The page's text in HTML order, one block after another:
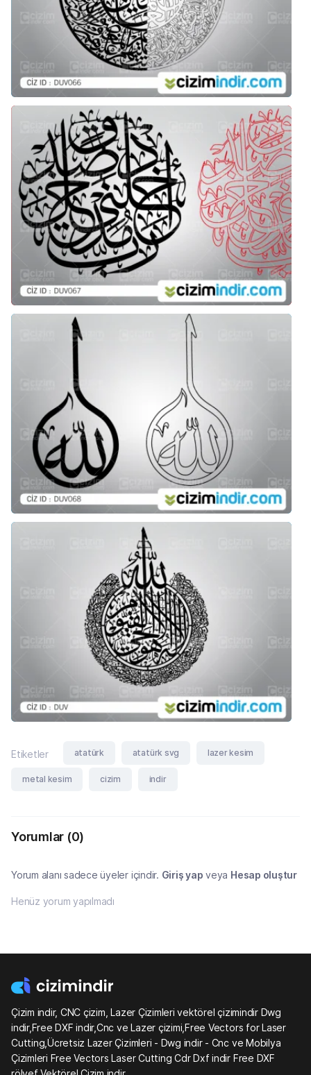
Etiketler atatürk atatürk svg lazer kesim
metal kesim cizim indir
Yorumlar (0)
Yorum alanı sadece üyeler içindir. Giriş yap veya Hesap oluştur
Henüz yorum yapılmadı
Çizim indir, CNC çizim, Lazer Çizimleri vektörel çizimindir Dwg
indir,Free DXF indir,Cnc ve Lazer çizimi,Free Vectors for Laser
Cutting,Ücretsiz Lazer Çizimleri - Dwg indir - Cnc ve Mobilya
Çizimleri Free Vectors Laser Cutting Cdr Dxf indir Free DXF